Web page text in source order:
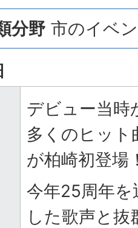
分野 市のイベ
デビュー当時
多くのヒット
が柏崎初登場
今年25周年
した歌声と